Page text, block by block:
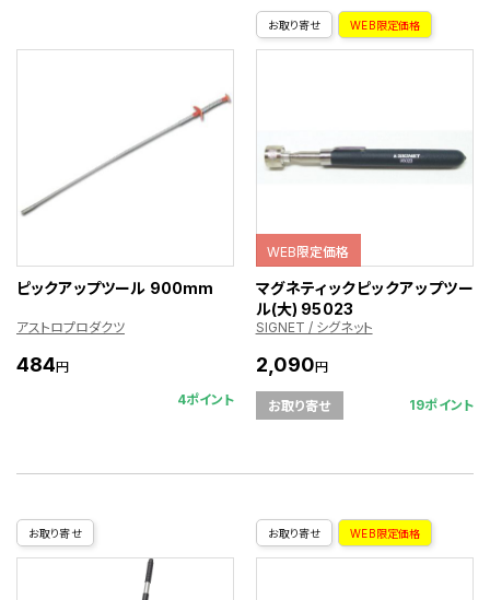
ピックアップツール 900mm
アストロプロダクツ
484円
4ポイント
お取り寄せ WEB限定価格
WEB限定価格
マグネティックピックアップツー
ル(大) 95023
SIGNET / シグネット
2,090円
お取り寄せ 19ポイント
お取り寄せ お取り寄せ WEB限定価格